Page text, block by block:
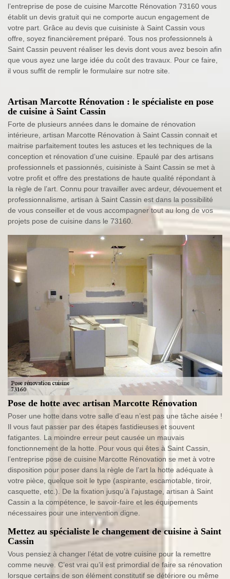
l’entreprise de pose de cuisine Marcotte Rénovation 73160 vous
établit un devis gratuit qui ne comporte aucun engagement de
votre part. Grâce au devis que cuisiniste à Saint Cassin vous
offre, soyez financièrement préparé. Tous nos professionnels à
Saint Cassin peuvent réaliser les devis dont vous avez besoin afin
que vous ayez une large idée du coût des travaux. Pour ce faire,
il vous suffit de remplir le formulaire sur notre site.
Artisan Marcotte Rénovation : le spécialiste en pose
de cuisine à Saint Cassin
Forte de plusieurs années dans le domaine de rénovation
intérieure, artisan Marcotte Rénovation à Saint Cassin connait et
maitrise parfaitement toutes les astuces et les techniques de la
conception et rénovation d’une cuisine. Epaulé par des artisans
professionnels et passionnés, cuisiniste à Saint Cassin se met à
votre profit et offre des prestations de haute qualité répondant à
la règle de l’art. Connu pour travailler avec ardeur, dévouement et
professionnalisme, artisan à Saint Cassin est dans la possibilité
de vous conseiller et de vous accompagner tout au long de vos
projets pose de cuisine dans le 73160.
Pose de hotte avec artisan Marcotte Rénovation
Poser une hotte dans votre salle d’eau n’est pas une tâche aisée !
Il vous faut passer par des étapes fastidieuses et souvent
fatigantes. La moindre erreur peut causée un mauvais
fonctionnement de la hotte. Pour vous qui êtes à Saint Cassin,
l’entreprise pose de cuisine Marcotte Rénovation se met à votre
disposition pour poser dans la règle de l’art la hotte adéquate à
votre pièce, quelque soit le type (aspirante, escamotable, tiroir,
casquette, etc.). De la fixation jusqu’à l’ajustage, artisan à Saint
Cassin a la compétence, le savoir-faire et les équipements
nécessaires pour une intervention digne.
Mettez au spécialiste le changement de cuisine à Saint
Cassin
Vous pensiez à changer l’état de votre cuisine pour la remettre
comme neuve. C’est vrai qu’il est primordial de faire sa rénovation
lorsque certains de son élément constitutif se détériore ou même